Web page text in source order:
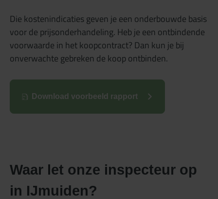
Die kostenindicaties geven je een onderbouwde basis
voor de prijsonderhandeling. Heb je een ontbindende
voorwaarde in het koopcontract? Dan kun je bij
onverwachte gebreken de koop ontbinden.
Download voorbeeld rapport
Waar let onze inspecteur op
in IJmuiden?